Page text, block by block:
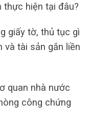
thực hiện tại đâu?
giấy tờ, thủ tục gì
và tài sản gắn liền
quan nhà nước
công chứng